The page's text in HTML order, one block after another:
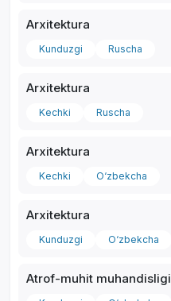
Arxitektura
Kunduzgi Ruscha
Arxitektura
Kechki Ruscha
Arxitektura
Kechki O‘zbekcha
Arxitektura
Kunduzgi O‘zbekcha
Atrof-muhit muhandisligi